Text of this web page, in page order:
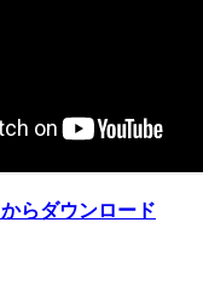
らダウンロード